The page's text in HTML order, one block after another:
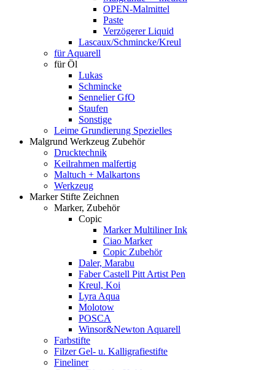
OPEN-Malmittel
Paste
Verzögerer Liquid
Lascaux/Schmincke/Kreul
für Aquarell
für Öl
Lukas
Schmincke
Sennelier GfO
Staufen
Sonstige
Leime Grundierung Spezielles
Malgrund Werkzeug Zubehör
Drucktechnik
Keilrahmen malfertig
Maltuch + Malkartons
Werkzeug
Marker Stifte Zeichnen
Marker, Zubehör
Copic
Marker Multiliner Ink
Ciao Marker
Copic Zubehör
Daler, Marabu
Faber Castell Pitt Artist Pen
Kreul, Koi
Lyra Aqua
Molotow
POSCA
Winsor&Newton Aquarell
Farbstifte
Filzer Gel- u. Kalligrafiestifte
Fineliner